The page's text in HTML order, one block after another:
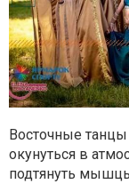
Восточные
окунуться в
подтянуть